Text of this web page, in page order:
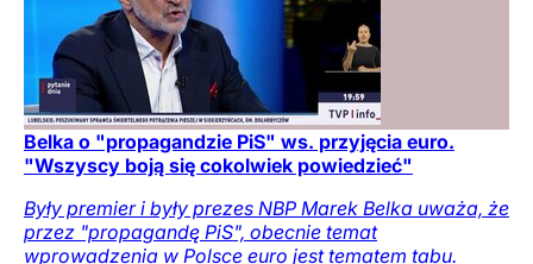
Belka o "propagandzie PiS" ws. przyjęcia euro.
"Wszyscy boją się cokolwiek powiedzieć"
Były premier i były prezes NBP Marek Belka uważa, że
przez "propagandę PiS", obecnie temat
wprowadzenia w Polsce euro jest tematem tabu.